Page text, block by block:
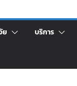
ย บริการ